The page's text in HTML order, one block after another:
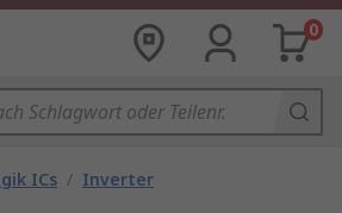
0
ICs / Inverter